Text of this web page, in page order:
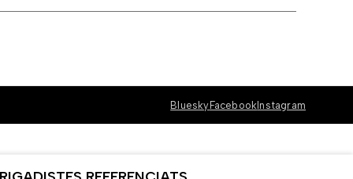
BlueskyFacebookInstagram